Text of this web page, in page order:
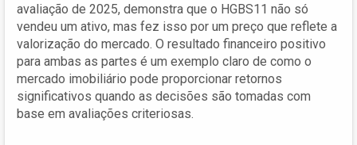
avaliação de 2025, demonstra que o HGBS11 não só
vendeu um ativo, mas fez isso por um preço que reflete a
valorização do mercado. O resultado financeiro positivo
para ambas as partes é um exemplo claro de como o
mercado imobiliário pode proporcionar retornos
significativos quando as decisões são tomadas com
base em avaliações criteriosas.